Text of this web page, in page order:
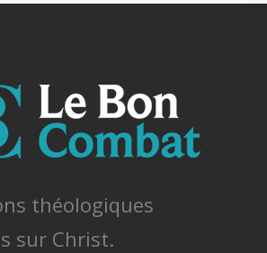
théologiques
sur Christ.